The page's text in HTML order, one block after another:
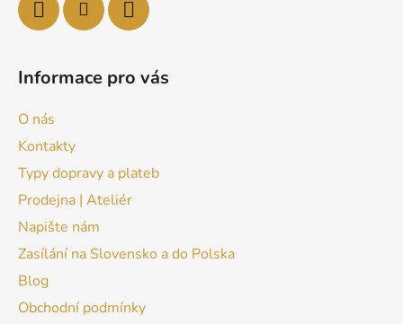
Informace pro vás
O nás
Kontakty
Typy dopravy a plateb
Prodejna | Ateliér
Napište nám
Zasílání na Slovensko a do Polska
Blog
Obchodní podmínky